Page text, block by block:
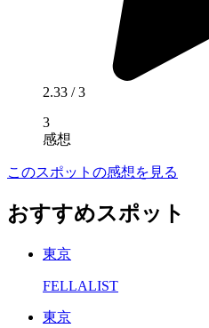
2.33 / 3
3
感想
このスポットの感想を見る
おすすめスポット
東京
FELLALIST
東京